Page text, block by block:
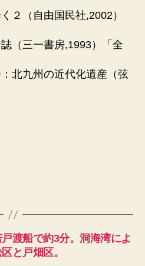
２（自由国民社,2002）
（三一書房,1993）「全
北九州の近代化遺産（弦
渡船で約3分。洞海湾によ
と戸畑区。